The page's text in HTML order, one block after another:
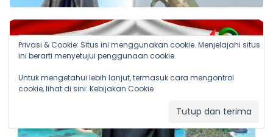
Privasi & Cookie: Situs ini menggunakan cookie. Menjelajahi situs
ini berarti menyetujui penggunaan cookie.
Untuk mengetahui lebih lanjut, termasuk cara mengontrol
cookie, lihat di sini: Kebijakan Cookie